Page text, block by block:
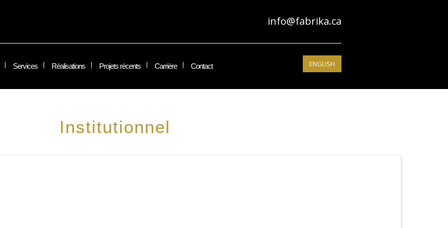
info@fabrika.ca
Services Réalisations Projets récents Carrière Contact ENGLISH
Institutionnel